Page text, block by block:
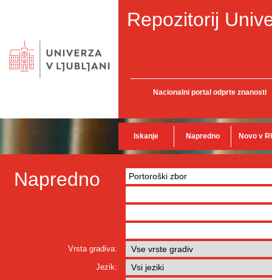
Repozitorij
Nacionalni portal odprte znanosti
Iskanje Napredno Novo v
Napredno
Vrsta gradiva:
Jezik: